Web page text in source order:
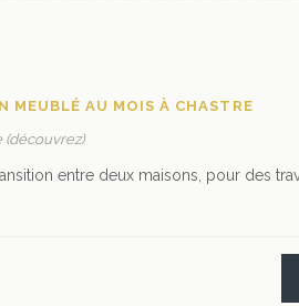
MEUBLÉ AU MOIS À CHASTRE
(découvrez)
entre deux maisons, pour des